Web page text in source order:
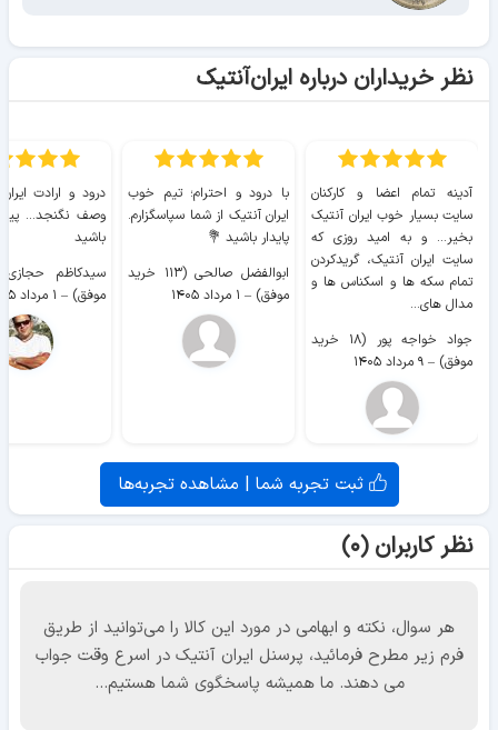
نظر خریداران درباره ایران‌آنتیک
آدینه تمام اعضا و کارکنان
سایت بسیار خوب ايران آنتیک
بخیر... و به امید روزی که
سایت ايران آنتیک، گریدکردن
تمام سکه ها و اسکناس ها و
مدال های...
جواد خواجه پور (۱۸ خرید
موفق) – ۹ مرداد ۱۴۰۵
با درود و احترام؛ تیم خوب
ایران آنتیک از شما سپاسگزارم.
پایدار باشید 💐
ابوالفضل صالحی (۱۱۳ خرید
موفق) – ۱ مرداد ۱۴۰۵
درود و ارادت
وصف نگنجد...
باشید
موفق) – ۱ مرداد ۱۴۰۵
ثبت تجربه شما | مشاهده تجربه‌ها
نظر کاربران (۰)
هر سوال، نکته و ابهامی در مورد این کالا را می‌توانید از طریق
فرم زیر مطرح فرمائید، پرسنل ایران آنتیک در اسرع وقت جواب
می دهند. ما همیشه پاسخگوی شما هستیم...